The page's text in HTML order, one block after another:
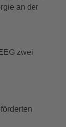
an der
zwei